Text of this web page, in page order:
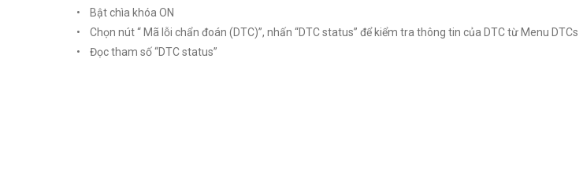
• Bật chìa khóa ON
• Chọn nút “ Mã lỗi chẩn đoán (DTC)”, nhấn “DTC status” để kiểm tra thông tin của DTC từ Menu DTCs
• Đọc tham số “DTC status”